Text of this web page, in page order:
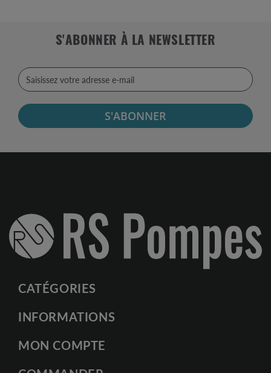
S'ABONNER À LA NEWSLETTER
S'ABONNER
CATÉGORIES
INFORMATIONS
MON COMPTE